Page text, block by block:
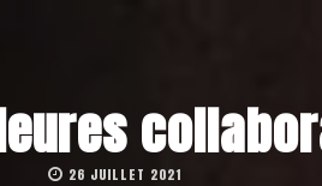
26 JUILLET 2021